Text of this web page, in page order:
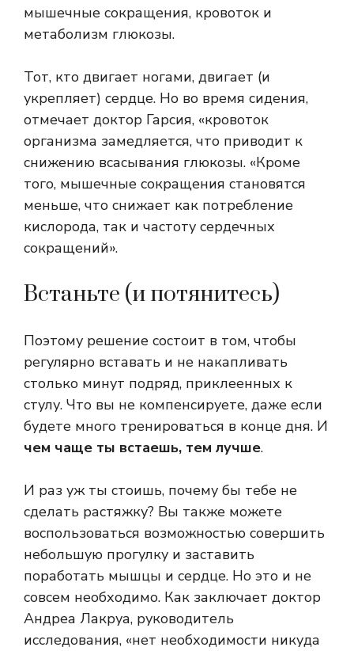
мышечные сокращения, кровоток и
метаболизм глюкозы.
Тот, кто двигает ногами, двигает (и
укрепляет) сердце. Но во время сидения,
отмечает доктор Гарсия, «кровоток
организма замедляется, что приводит к
снижению всасывания глюкозы. «Кроме
того, мышечные сокращения становятся
меньше, что снижает как потребление
кислорода, так и частоту сердечных
сокращений».
Встаньте (и потянитесь)
Поэтому решение состоит в том, чтобы
регулярно вставать и не накапливать
столько минут подряд, приклеенных к
стулу. Что вы не компенсируете, даже если
будете много тренироваться в конце дня. И
чем чаще ты встаешь, тем лучше.
И раз уж ты стоишь, почему бы тебе не
сделать растяжку? Вы также можете
воспользоваться возможностью совершить
небольшую прогулку и заставить
поработать мышцы и сердце. Но это и не
совсем необходимо. Как заключает доктор
Андреа Лакруа, руководитель
исследования, «нет необходимости никуда